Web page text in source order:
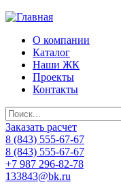
О компании
Каталог
Наши ЖК
Проекты
Контакты
Заказать расчет
8 (843) 555-67-67
8 (843) 555-67-67
+7 987 296-82-78
133843@bk.ru